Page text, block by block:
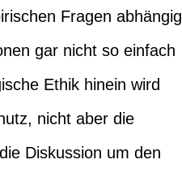
Fragen abhängig
gar nicht so einfach
Ethik hinein wird
nicht aber die
Diskussion um den